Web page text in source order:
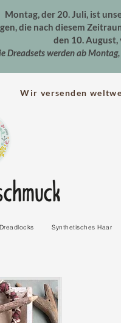
Montag, der 20. Juli, ist
die nach diesem
den 10. August,
Dreadsets werden ab
versenden
Dreadlocks Synthetisches Haar